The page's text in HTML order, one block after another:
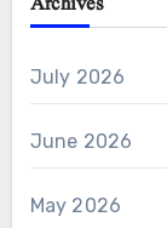
July 2026
June 2026
May 2026